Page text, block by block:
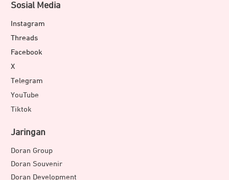
Sosial Media
Instagram
Threads
Facebook
X
Telegram
YouTube
Tiktok
Jaringan
Doran Group
Doran Souvenir
Doran Development